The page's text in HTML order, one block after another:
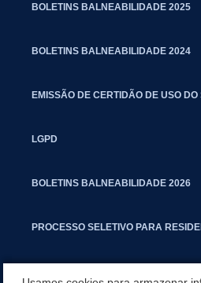
BOLETINS BALNEABILIDADE 2025
BOLETINS BALNEABILIDADE 2024
EMISSÃO DE CERTIDÃO DE USO DO
LGPD
BOLETINS BALNEABILIDADE 2026
PROCESSO SELETIVO PARA